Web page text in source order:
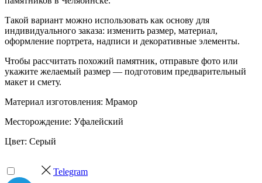
Такой вариант можно использовать как основу для
индивидуального заказа: изменить размер, материал,
оформление портрета, надписи и декоративные элементы.
Чтобы рассчитать похожий памятник, отправьте фото или
укажите желаемый размер — подготовим предварительный
макет и смету.
Материал изготовления: Мрамор
Месторождение: Уфалейский
Цвет: Серый
Telegram